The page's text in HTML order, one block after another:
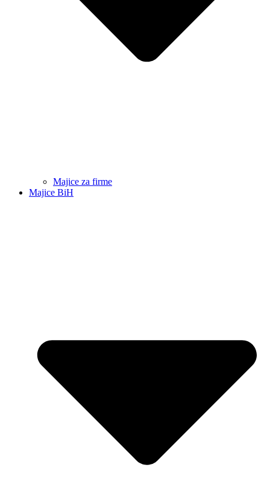
Majice za firme
Majice BiH